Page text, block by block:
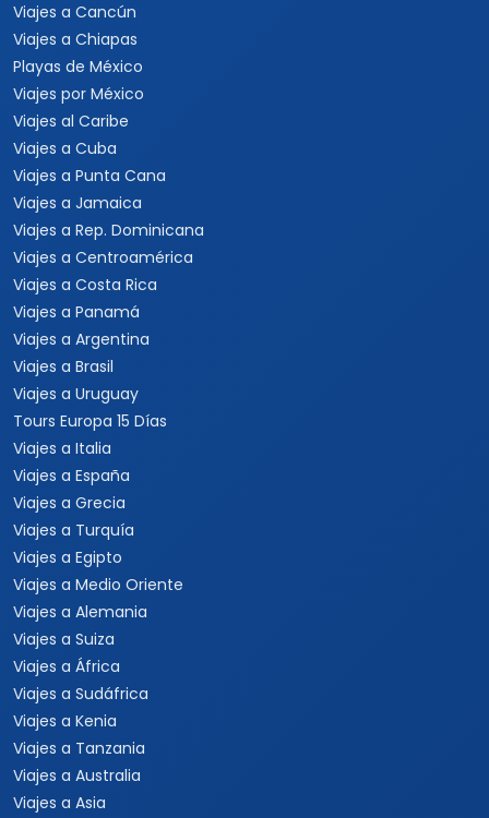
Viajes a Cancún
Viajes a Chiapas
Playas de México
Viajes por México
Viajes al Caribe
Viajes a Cuba
Viajes a Punta Cana
Viajes a Jamaica
Viajes a Rep. Dominicana
Viajes a Centroamérica
Viajes a Costa Rica
Viajes a Panamá
Viajes a Argentina
Viajes a Brasil
Viajes a Uruguay
Tours Europa 15 Días
Viajes a Italia
Viajes a España
Viajes a Grecia
Viajes a Turquía
Viajes a Egipto
Viajes a Medio Oriente
Viajes a Alemania
Viajes a Suiza
Viajes a África
Viajes a Sudáfrica
Viajes a Kenia
Viajes a Tanzania
Viajes a Australia
Viajes a Asia